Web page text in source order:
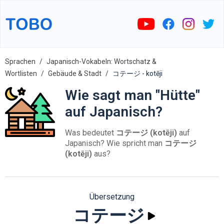
Sprachen
Japanisch-Vokabeln: Wortschatz &
Wortlisten
Gebäude & Stadt コテージ - kotēji
Wie sagt man "Hütte"
auf Japanisch?
Was bedeutet コテージ (kotēji) auf
Japanisch? Wie spricht man コテージ
(kotēji) aus?
Übersetzung
コテージ